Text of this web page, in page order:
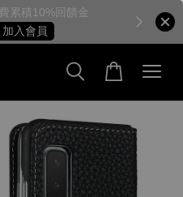
累積10%回饋金
入會員